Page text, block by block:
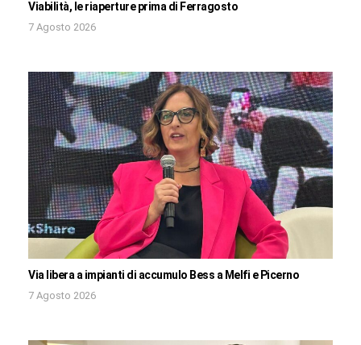
Viabilità, le riaperture prima di Ferragosto
7 Agosto 2026
Via libera a impianti di accumulo Bess a Melfi e Picerno
7 Agosto 2026